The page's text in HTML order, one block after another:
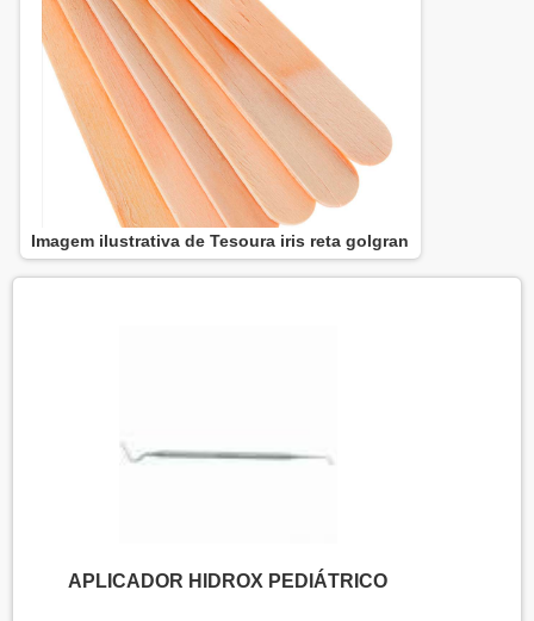
Imagem ilustrativa de Tesoura iris reta golgran
APLICADOR HIDROX PEDIÁTRICO